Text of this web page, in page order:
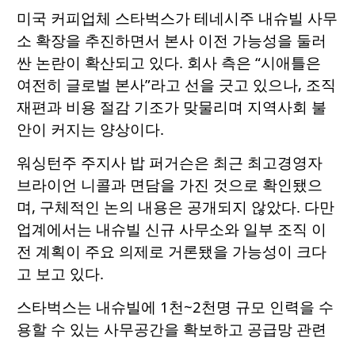
미국 커피업체 스타벅스가 테네시주 내슈빌 사무
소 확장을 추진하면서 본사 이전 가능성을 둘러
싼 논란이 확산되고 있다. 회사 측은 “시애틀은
여전히 글로벌 본사”라고 선을 긋고 있으나, 조직
재편과 비용 절감 기조가 맞물리며 지역사회 불
안이 커지는 양상이다.
워싱턴주 주지사 밥 퍼거슨은 최근 최고경영자
브라이언 니콜과 면담을 가진 것으로 확인됐으
며, 구체적인 논의 내용은 공개되지 않았다. 다만
업계에서는 내슈빌 신규 사무소와 일부 조직 이
전 계획이 주요 의제로 거론됐을 가능성이 크다
고 보고 있다.
스타벅스는 내슈빌에 1천~2천명 규모 인력을 수
용할 수 있는 사무공간을 확보하고 공급망 관련